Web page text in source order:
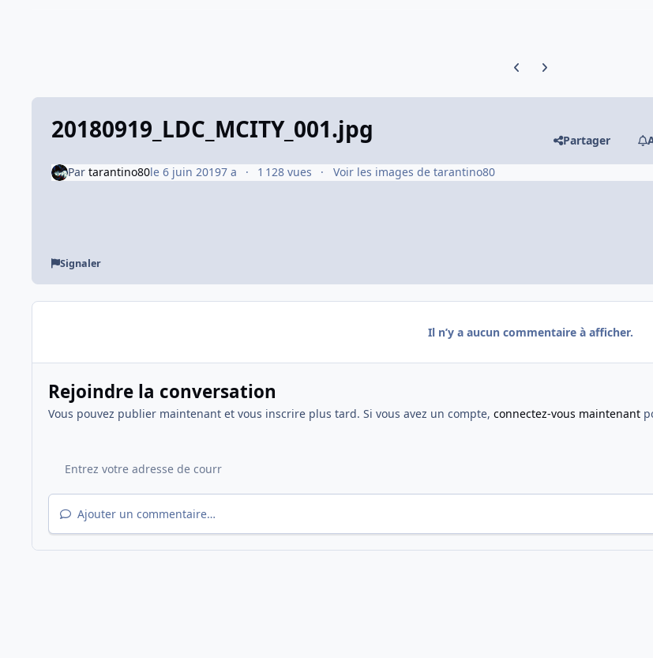
Previous carousel slide
Next carousel slide
20180919_LDC_MCITY_001.jpg Partager
Par tarantino80le 6 juin 20197 a 1 128 vues Voir les images de tarantino80
Signaler
Il n’y a aucun commentaire à afficher.
Rejoindre la conversation
Vous pouvez publier maintenant et vous inscrire plus tard. Si vous avez un compte, connectez-vous maintenant
Ajouter un commentaire…